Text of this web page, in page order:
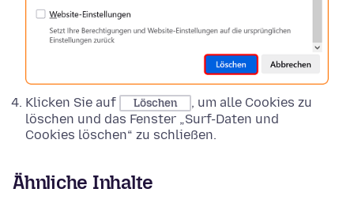
Klicken Sie auf Löschen
, um alle Cookies zu
löschen und das Fenster „Surf-Daten und
Cookies löschen“ zu schließen.
Ähnliche Inhalte